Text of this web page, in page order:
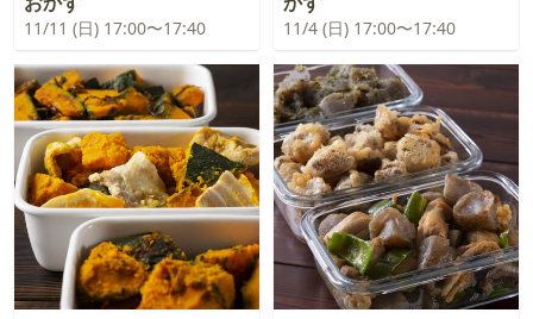
11/11 (日) 17:00〜17:40 11/4 (日) 17:00〜17:40